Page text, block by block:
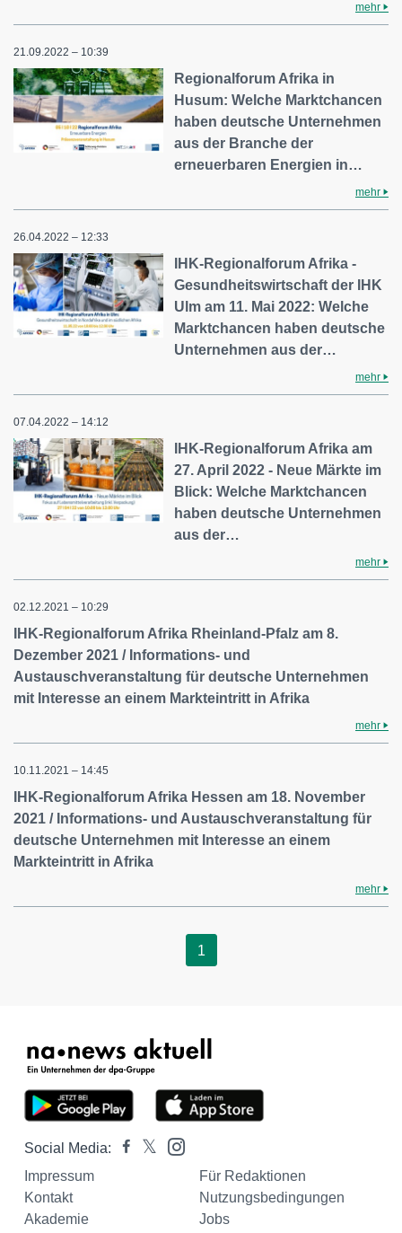
mehr
21.09.2022 – 10:39
Regionalforum Afrika in
Husum: Welche Marktchancen
haben deutsche Unternehmen
aus der Branche der
erneuerbaren Energien in…
mehr
26.04.2022 – 12:33
IHK-Regionalforum Afrika -
Gesundheitswirtschaft der IHK
Ulm am 11. Mai 2022: Welche
Marktchancen haben deutsche
Unternehmen aus der…
mehr
07.04.2022 – 14:12
IHK-Regionalforum Afrika am
27. April 2022 - Neue Märkte im
Blick: Welche Marktchancen
haben deutsche Unternehmen
aus der…
mehr
02.12.2021 – 10:29
IHK-Regionalforum Afrika Rheinland-Pfalz am 8.
Dezember 2021 / Informations- und
Austauschveranstaltung für deutsche Unternehmen
mit Interesse an einem Markteintritt in Afrika
mehr
10.11.2021 – 14:45
IHK-Regionalforum Afrika Hessen am 18. November
2021 / Informations- und Austauschveranstaltung für
deutsche Unternehmen mit Interesse an einem
Markteintritt in Afrika
mehr
1
Social Media:
Impressum
Für Redaktionen
Kontakt
Nutzungsbedingungen
Akademie
Jobs